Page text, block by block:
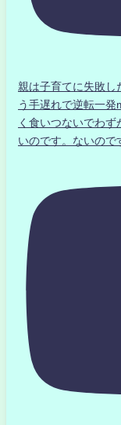
親は子育てに失敗し
う手遅れで逆転一発
く食いつないでわ
いのです。ないので